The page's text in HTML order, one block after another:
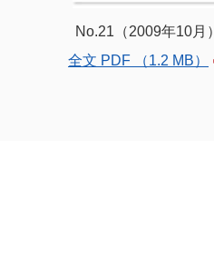
No.21（2009年10月）
全文 PDF （1.2 MB）